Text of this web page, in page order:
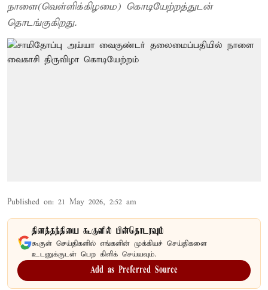
நாளை(வெள்ளிக்கிழமை) கொடியேற்றத்துடன்
தொடங்குகிறது.
Published on: 21 May 2026, 2:52 am
தினத்தந்தியை கூகுளில் பின்தொடரவும்
கூகுள் செய்திகளில் எங்களின் முக்கியச் செய்திகளை
உடனுக்குடன் பெற கிளிக் செய்யவும்.
Add as Preferred Source